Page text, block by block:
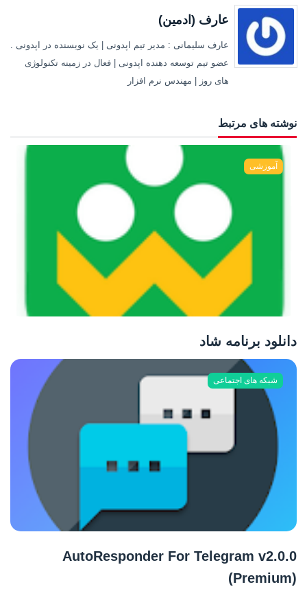
عارف (ادمین)
عارف سلیمانی : مدیر تیم اپدونی | یک نویسنده در اپدونی .
عضو تیم توسعه دهنده اپدونی | فعال در زمینه تکنولوژی
های روز | مهندس نرم افزار
نوشته های مرتبط
آموزشی
دانلود برنامه شاد
شبکه های اجتماعی
AutoResponder For Telegram v2.0.0
(Premium)